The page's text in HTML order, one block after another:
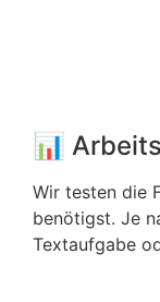
📊
Wir testen die
benötigst. Je
Textaufgabe